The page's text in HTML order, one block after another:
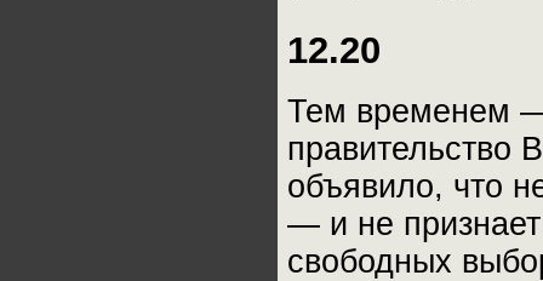
12.20
Тем временем
правительство
объявило, что
— и не
свободных